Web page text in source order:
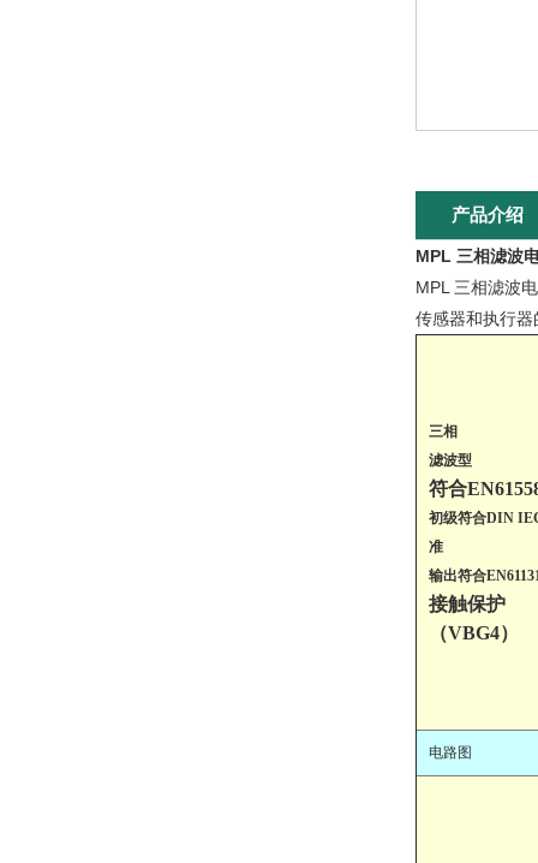
产品介绍
MPL 三相滤波
MPL 三相滤波
传感器和执行
三相
滤波型
符合
初级符合DIN
准
输出符合
接触保护
（VBG4）
电路图